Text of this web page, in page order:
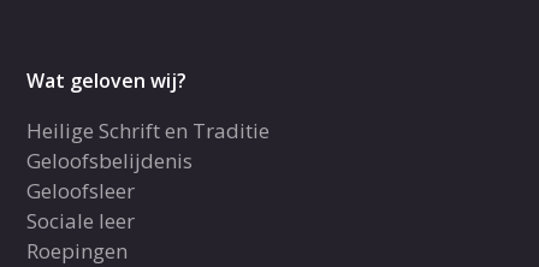
Wat geloven wij?
Heilige Schrift en Traditie
Geloofsbelijdenis
Geloofsleer
Sociale leer
Roepingen